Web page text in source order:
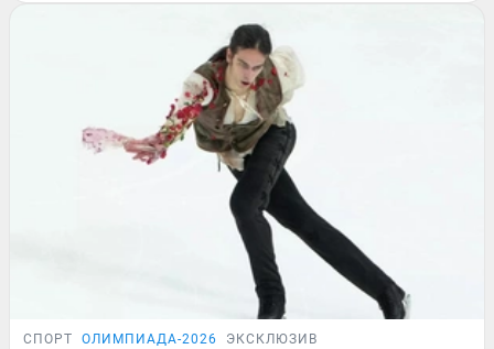
СПОРТ ОЛИМПИАДА-2026 ЭКСКЛЮЗИВ